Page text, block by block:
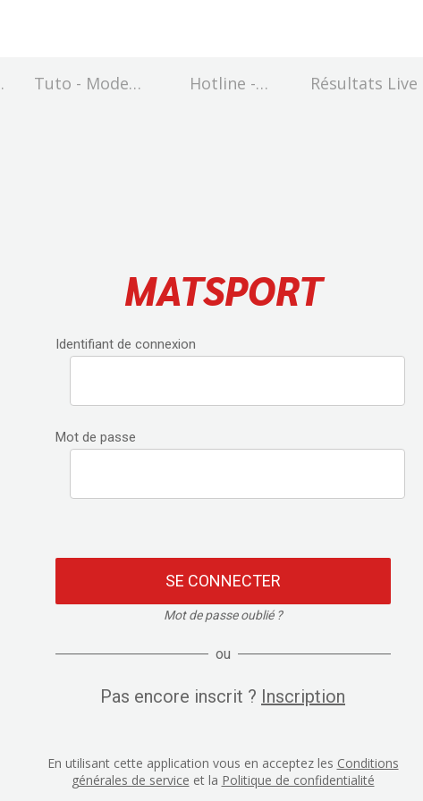
Tuto - Mode
Hotline -
Résultats Live
MATSPORT
Identifiant de connexion
Mot de passe
SE CONNECTER
Mot de passe oublié ?
ou
Pas encore inscrit ? Inscription
En utilisant cette application vous en acceptez les Conditions
générales de service et la Politique de confidentialité